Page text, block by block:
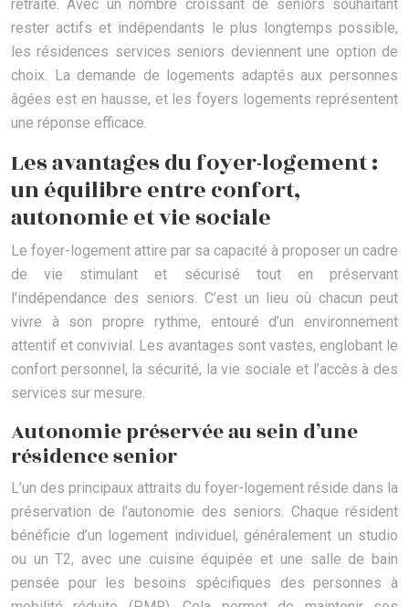
retraite. Avec un nombre croissant de seniors souhaitant
rester actifs et indépendants le plus longtemps possible,
les résidences services seniors deviennent une option de
choix. La demande de logements adaptés aux personnes
âgées est en hausse, et les foyers logements représentent
une réponse efficace.
Les avantages du foyer-logement :
un équilibre entre confort,
autonomie et vie sociale
Le foyer-logement attire par sa capacité à proposer un cadre
de vie stimulant et sécurisé tout en préservant
l’indépendance des seniors. C’est un lieu où chacun peut
vivre à son propre rythme, entouré d’un environnement
attentif et convivial. Les avantages sont vastes, englobant le
confort personnel, la sécurité, la vie sociale et l’accès à des
services sur mesure.
Autonomie préservée au sein d’une
résidence senior
L’un des principaux attraits du foyer-logement réside dans la
préservation de l’autonomie des seniors. Chaque résident
bénéficie d’un logement individuel, généralement un studio
ou un T2, avec une cuisine équipée et une salle de bain
pensée pour les besoins spécifiques des personnes à